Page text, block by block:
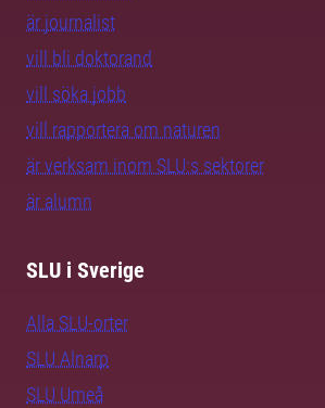
är journalist
vill bli doktorand
vill söka jobb
vill rapportera om naturen
är verksam inom SLU:s sektorer
är alumn
SLU i Sverige
Alla SLU-orter
SLU Alnarp
SLU Umeå